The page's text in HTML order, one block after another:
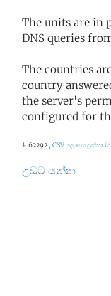
The units are in
DNS queries
The countries
country
the server's
configured for
# 62292 , CSV ලොගය
උඩට යන්න